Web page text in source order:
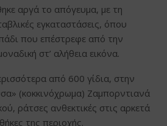
αργά το απόγευμα, με τη
εγκαταστάσεις, όπου
που επέστρεφε από την
στ’ αλήθεια εικόνα.
από 600 γίδια, στην
(κοκκινόχρωμα) Ζαμπορντιανά
ράτσες ανθεκτικές στις αρκετά
της περιοχής.